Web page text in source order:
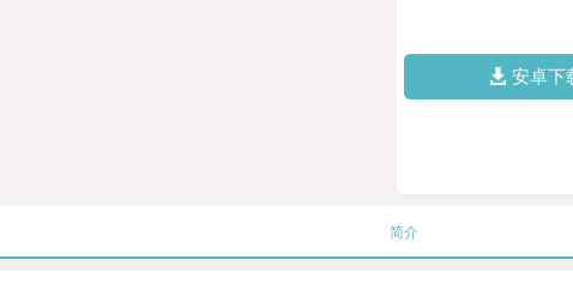
安卓下
简介